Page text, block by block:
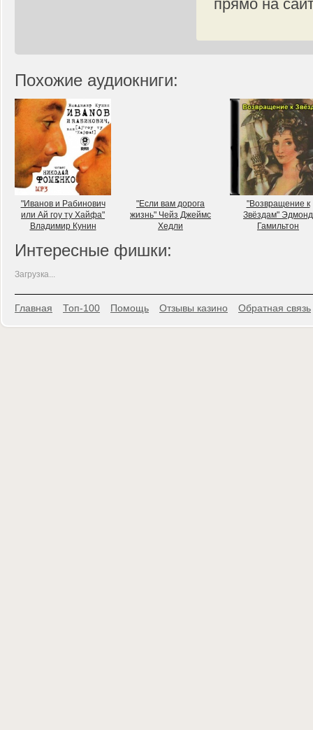
прямо на
Похожие аудиокниги:
"Иванов и Рабинович
или Ай гоу ту Хайфа"
Владимир Кунин
"Если вам дорога
жизнь" Чейз Джеймс
Хедли
"Возвращение к
Звёздам" Эдмонд
Гамильтон
Интересные фишки:
Загрузка...
Главная Топ-100 Помощь Отзывы казино Обратная связь